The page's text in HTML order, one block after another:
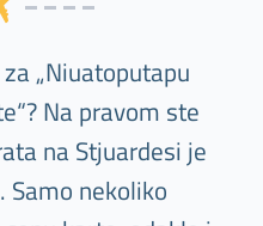
„Niuatoputapu
Na pravom ste
na Stjuardesi je
Samo nekoliko